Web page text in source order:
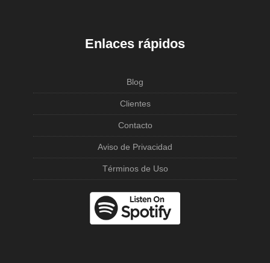
Enlaces rápidos
Blog
Clientes
Contacto
Aviso de Privacidad
Términos de Uso